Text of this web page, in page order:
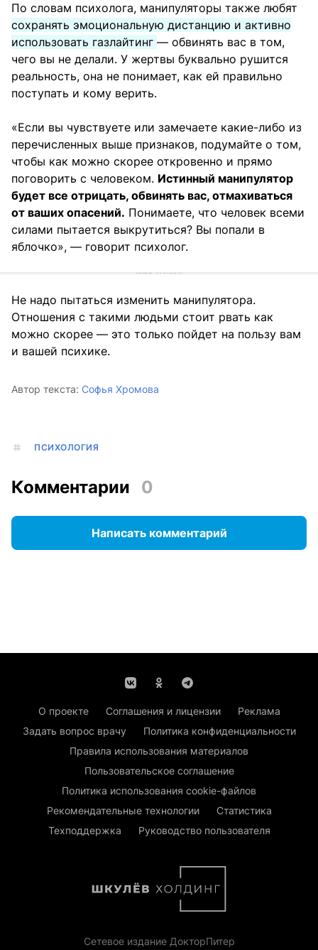
По словам психолога, манипуляторы также любят
сохранять эмоциональную дистанцию и активно
использовать газлайтинг — обвинять вас в том,
чего вы не делали. У жертвы буквально рушится
реальность, она не понимает, как ей правильно
поступать и кому верить.
«Если вы чувствуете или замечаете какие-либо из
перечисленных выше признаков, подумайте о том,
чтобы как можно скорее откровенно и прямо
поговорить с человеком. Истинный манипулятор
будет все отрицать, обвинять вас, отмахиваться
от ваших опасений. Понимаете, что человек всеми
силами пытается выкрутиться? Вы попали в
яблочко», — говорит психолог.
Не надо пытаться изменить манипулятора.
Отношения с такими людьми стоит рвать как
можно скорее — это только пойдет на пользу вам
и вашей психике.
Автор текста: Софья Хромова
ПСИХОЛОГИЯ
Комментарии 0
Написать комментарий
О проекте Соглашения и лицензии
Реклама
Задать вопрос врачу
Политика конфиденциальности
Правила использования материалов
Пользовательское соглашение
Политика использования cookie-файлов
Рекомендательные технологии
Статистика
Техподдержка
Руководство пользователя
Сетевое издание ДокторПитер